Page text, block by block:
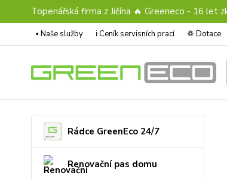
Topenářská firma z Jičína 🔥 Greeneco - 16 let
▪️ Naše služby ℹ︎ Ceník servisních prací ♽ Dotace
Rádce GreenEco 24/7
Renovační pas domu